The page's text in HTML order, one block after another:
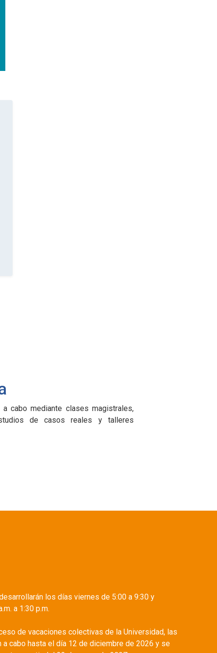
cabo mediante clases magistrales,
de casos reales y talleres
los días viernes de 5:00 a 9:30 y
a 1:30 p.m.
de vacaciones colectivas de la Universidad, las
a cabo hasta el día 12 de diciembre de 2026 y se